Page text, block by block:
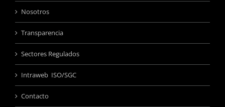
Nosotros
Transparencia
Sectores Regulados
Intraweb ISO/SGC
Contacto